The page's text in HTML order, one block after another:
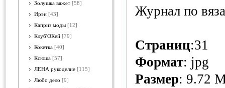
Золушка вяжет [58]
Ирэн [43]
Каприз моды [12]
Клуб'ОКей [79]
Кокетка [40]
Ксюша [57]
ЛЕНА рукоделие [115]
Любо дело [9]
Журнал по
Страниц:31
Формат: jpg
Размер: 9.72